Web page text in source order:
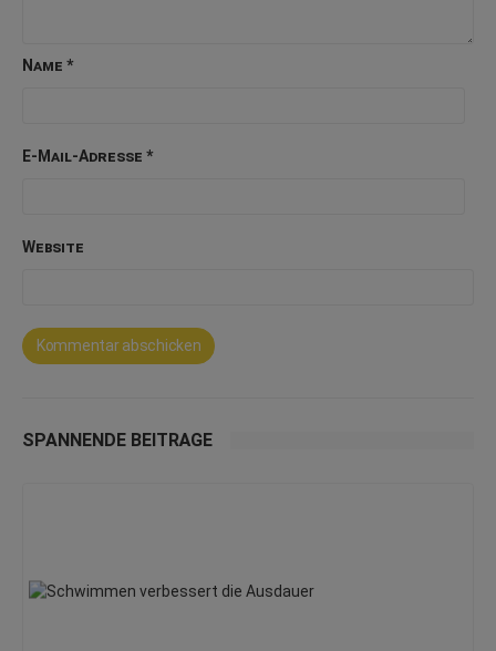
Name *
E-Mail-Adresse *
Website
SPANNENDE BEITRÄGE